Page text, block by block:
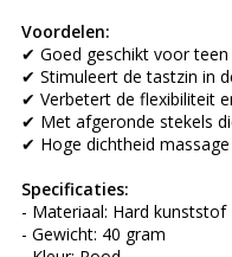
Voordelen:
✔ Goed geschikt voor
✔ Stimuleert de tastzin in
✔ Verbetert de flexibiliteit
✔ Met afgeronde stekels
✔ Hoge dichtheid
Specificaties:
- Materiaal: Hard kunststof
- Gewicht: 40 gram